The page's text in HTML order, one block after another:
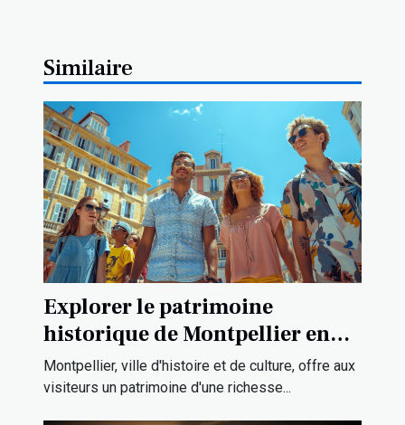
Similaire
Explorer le patrimoine
historique de Montpellier en
une journée
Montpellier, ville d'histoire et de culture, offre aux
visiteurs un patrimoine d'une richesse...